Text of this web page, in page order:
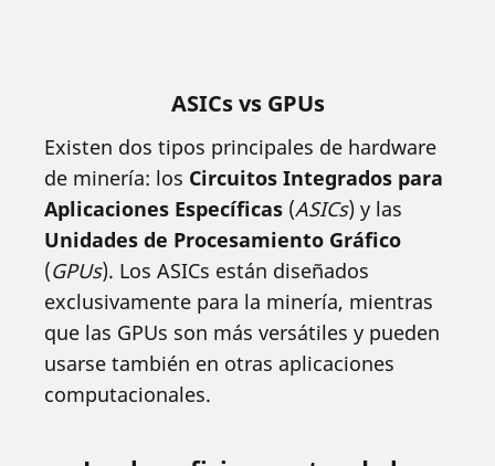
ASICs vs GPUs
Existen dos tipos principales de hardware
de minería: los Circuitos Integrados para
Aplicaciones Específicas (ASICs) y las
Unidades de Procesamiento Gráfico
(GPUs). Los ASICs están diseñados
exclusivamente para la minería, mientras
que las GPUs son más versátiles y pueden
usarse también en otras aplicaciones
computacionales.